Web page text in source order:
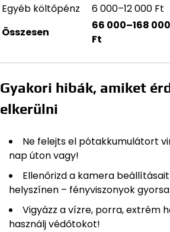
Egyéb költőpénz
6 000–12 000 Ft
Összesen
66 000–168 000
Ft
Gyakori hibák, amiket
elkerülni
Ne felejts el pótakkumulátort
nap úton vagy!
Ellenőrizd a kamera
helyszínen – fényviszonyok
Vigyázz a vízre, porra, extrém
használj védőtokot!